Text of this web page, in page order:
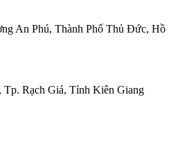
An Phú, Thành Phố Thủ Đức, Hồ
Tp. Rạch Giá, Tỉnh Kiên Giang